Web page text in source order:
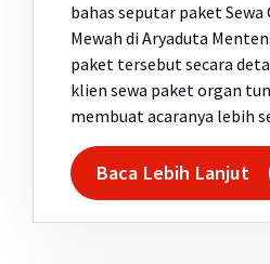
bahas seputar paket
Mewah di Aryaduta
paket tersebut secara
klien sewa paket organ
membuat acaranya lebih
Baca Lebih Lanjut